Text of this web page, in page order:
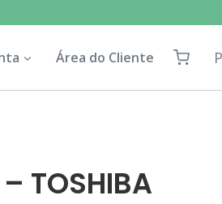
Área do Cliente
TOSHIBA